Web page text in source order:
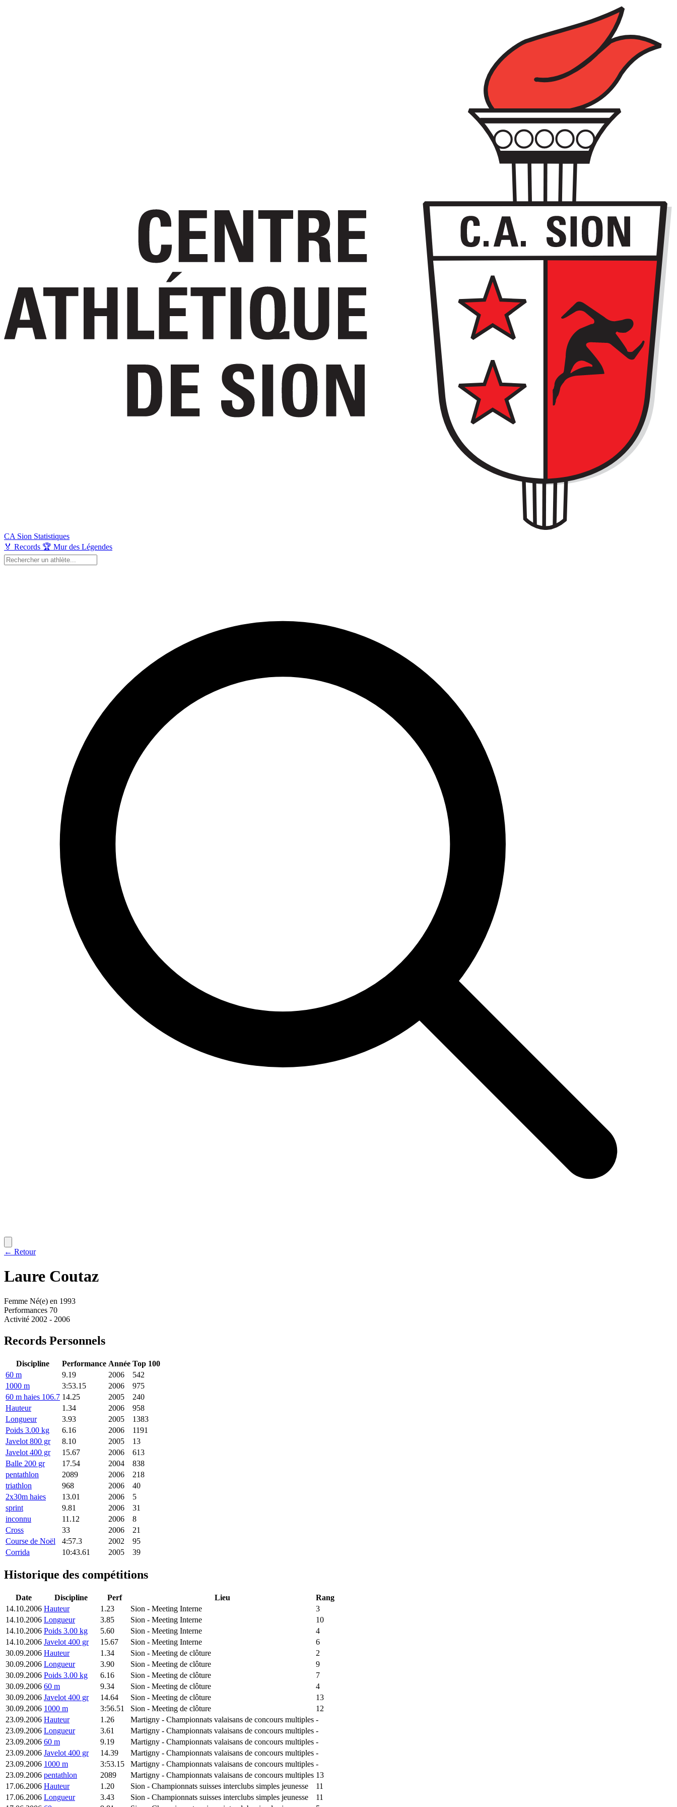
CA Sion Statistiques
🏅 Records 🏆 Mur des Légendes
← Retour
Laure Coutaz
Femme Né(e) en 1993
Performances 70
Activité 2002 - 2006
Records Personnels
Discipline Performance Année Top 100
60 m
9.19 2006
542
1000 m
3:53.15 2006
975
60 m haies 106.7 14.25 2005
240
Hauteur
1.34 2006
958
Longueur
3.93 2005
1383
Poids 3.00 kg
6.16 2006
1191
Javelot 800 gr
8.10 2005
13
Javelot 400 gr
15.67 2006
613
Balle 200 gr
17.54 2004
838
pentathlon
2089 2006
218
triathlon
968 2006
40
2x30m haies
13.01 2006
5
sprint
9.81 2006
31
inconnu
11.12 2006
8
Cross
33 2006
21
Course de Noël
4:57.3 2002
95
Corrida
10:43.61 2005 39
Historique des compétitions
Date Discipline Perf Lieu
Rang
14.10.2006 Hauteur 1.23 Sion - Meeting Interne
3
14.10.2006 Longueur 3.85 Sion - Meeting Interne
10
14.10.2006 Poids 3.00 kg 5.60 Sion - Meeting Interne
4
14.10.2006 Javelot 400 gr 15.67 Sion - Meeting Interne
6
30.09.2006 Hauteur 1.34 Sion - Meeting de clôture
2
30.09.2006 Longueur 3.90 Sion - Meeting de clôture
9
30.09.2006 Poids 3.00 kg 6.16 Sion - Meeting de clôture
7
30.09.2006 60 m 9.34 Sion - Meeting de clôture
4
30.09.2006 Javelot 400 gr 14.64 Sion - Meeting de clôture
13
30.09.2006 1000 m 3:56.51 Sion - Meeting de clôture
12
23.09.2006 Hauteur 1.26 Martigny - Championnats valaisans de concours multiples -
23.09.2006 Longueur 3.61 Martigny - Championnats valaisans de concours multiples -
23.09.2006 60 m 9.19 Martigny - Championnats valaisans de concours multiples -
23.09.2006 Javelot 400 gr 14.39 Martigny - Championnats valaisans de concours multiples -
23.09.2006 1000 m 3:53.15 Martigny - Championnats valaisans de concours multiples -
23.09.2006 pentathlon 2089 Martigny - Championnats valaisans de concours multiples 13
17.06.2006 Hauteur 1.20 Sion - Championnats suisses interclubs simples jeunesse
11
17.06.2006 Longueur 3.43 Sion - Championnats suisses interclubs simples jeunesse
11